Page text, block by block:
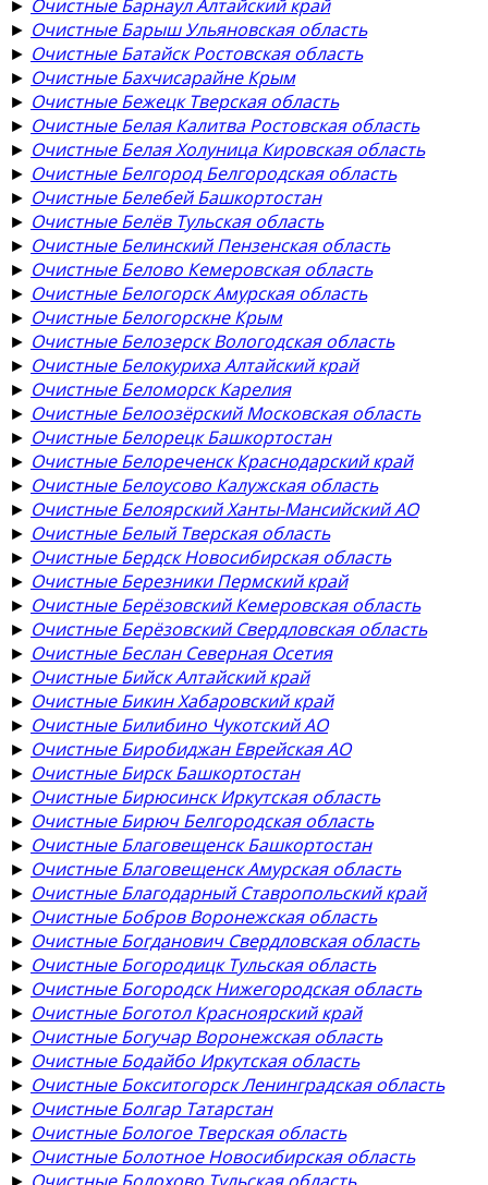
► Очистные Барнаул Алтайский край
► Очистные Барыш Ульяновская область
► Очистные Батайск Ростовская область
► Очистные Бахчисарайне Крым
► Очистные Бежецк Тверская область
► Очистные Белая Калитва Ростовская область
► Очистные Белая Холуница Кировская область
► Очистные Белгород Белгородская область
► Очистные Белебей Башкортостан
► Очистные Белёв Тульская область
► Очистные Белинский Пензенская область
► Очистные Белово Кемеровская область
► Очистные Белогорск Амурская область
► Очистные Белогорскне Крым
► Очистные Белозерск Вологодская область
► Очистные Белокуриха Алтайский край
► Очистные Беломорск Карелия
► Очистные Белоозёрский Московская область
► Очистные Белорецк Башкортостан
► Очистные Белореченск Краснодарский край
► Очистные Белоусово Калужская область
► Очистные Белоярский Ханты-Мансийский АО
► Очистные Белый Тверская область
► Очистные Бердск Новосибирская область
► Очистные Березники Пермский край
► Очистные Берёзовский Кемеровская область
► Очистные Берёзовский Свердловская область
► Очистные Беслан Северная Осетия
► Очистные Бийск Алтайский край
► Очистные Бикин Хабаровский край
► Очистные Билибино Чукотский АО
► Очистные Биробиджан Еврейская АО
► Очистные Бирск Башкортостан
► Очистные Бирюсинск Иркутская область
► Очистные Бирюч Белгородская область
► Очистные Благовещенск Башкортостан
► Очистные Благовещенск Амурская область
► Очистные Благодарный Ставропольский край
► Очистные Бобров Воронежская область
► Очистные Богданович Свердловская область
► Очистные Богородицк Тульская область
► Очистные Богородск Нижегородская область
► Очистные Боготол Красноярский край
► Очистные Богучар Воронежская область
► Очистные Бодайбо Иркутская область
► Очистные Бокситогорск Ленинградская область
► Очистные Болгар Татарстан
► Очистные Бологое Тверская область
► Очистные Болотное Новосибирская область